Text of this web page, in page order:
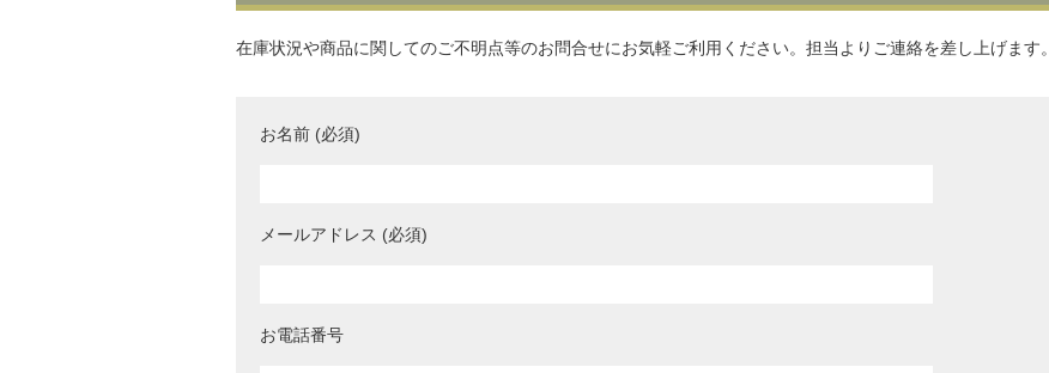
在庫状況や商品に関してのご不明点等のお問合せにお気軽ご利用ください。担当よりご連絡を差し上げます。
お名前 (必須)
メールアドレス (必須)
お電話番号